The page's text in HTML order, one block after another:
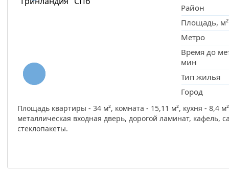
Район
Площадь, м²
Метро
Время до
мин
Тип жилья
Город
Площадь квартиры - 34 м², комната - 15,11 м², кухня - 8,4
металлическая входная дверь, дорогой ламинат, кафель,
стеклопакеты.